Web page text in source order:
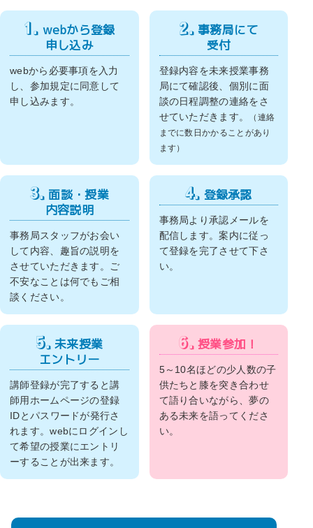
1. webから登録
申し込み
webから必要事項を入力
し、参加規定に同意して
申し込みます。
2. 事務局にて
受付
登録内容を未来授業事務
局にて確認後、個別に面
談の日程調整の連絡をさ
せていただきます。
（連絡
までに数日かかることがあり
ます）
3. 面談・授業
内容説明
事務局スタッフがお会い
して内容、趣旨の説明を
させていただきます。ご
不安なことは何でもご相
談ください。
4. 登録承認
事務局より承認メールを
配信します。案内に従っ
て登録を完了させて下さ
い。
5. 未来授業
エントリー
講師登録が完了すると講
師用ホームページの登録
IDとパスワードが発行さ
れます。webにログインし
て希望の授業にエントリ
ーすることが出来ます。
6. 授業参加！
5～10名ほどの少人数の子
供たちと膝を突き合わせ
て語り合いながら、夢の
ある未来を語ってくださ
い。